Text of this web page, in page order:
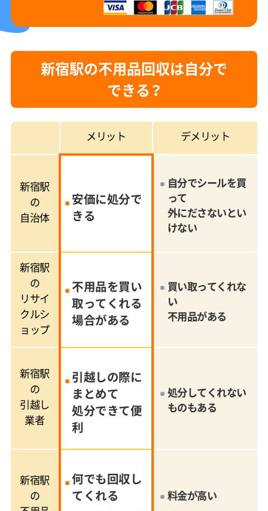
新宿駅の不用品回収は自分で
できる？
メリット デメリット
新宿駅
の
自治体
安価に処分で
きる
自分でシールを買
って
外にださないとい
けない
新宿駅
の
リサイ
クルシ
ョップ
不用品を買い
取ってくれる
場合がある
買い取ってくれな
い
不用品がある
新宿駅
の
引越し
業者
引越しの際に
まとめて
処分できて便
利
処分してくれない
ものもある
新宿駅
の
何でも回収し
てくれる
料金が高い